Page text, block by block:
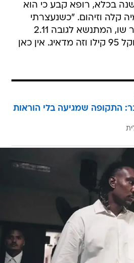
בכלא, רופא קבע כי הוא
קלה וזיהום. "כשנעצרתי
שקלתי 111 קילו", אומר שו, המתנשא לגובה 2.11
מטרים. "עכשיו אני שוקל 95 קילו וזה מדאיג. אין כאן
התקופה שמגיעה בלי הוראות